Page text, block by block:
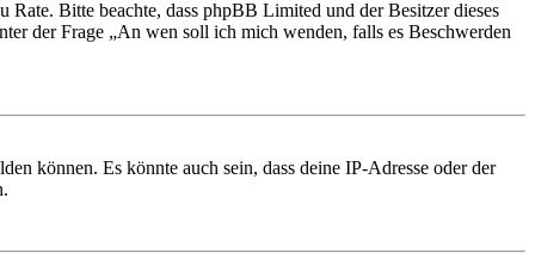
Bitte beachte, dass phpBB Limited und der Besitzer dieses
der Frage „An wen soll ich mich wenden, falls es Beschwerden
können. Es könnte auch sein, dass deine IP-Adresse oder der